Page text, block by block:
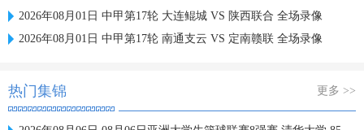
2026年08月01日 中甲第17轮 大连鲲城 VS 陕西联合 全场录像
2026年08月01日 中甲第17轮 南通支云 VS 定南赣联 全场录像
热门集锦 更多 >>